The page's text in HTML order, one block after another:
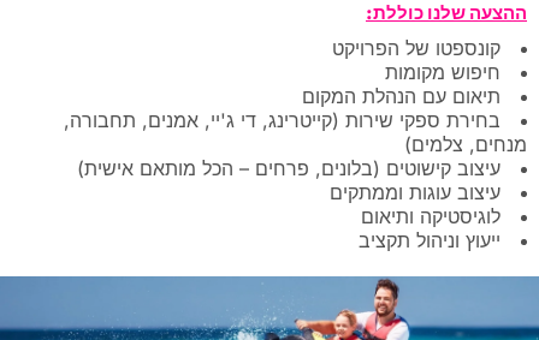
ההצעה שלנו כוללת:
קונספטו של הפרויקט
חיפוש מקומות
תיאום עם הנהלת המקום
בחירת ספקי שירות (קייטרינג, די ג'יי, אמנים, תחבורה,
מנחים, צלמים)
עיצוב קישוטים (בלונים, פרחים – הכל מותאם אישית)
עיצוב עוגות וממתקים
לוגיסטיקה ותיאום
ייעוץ וניהול תקציב